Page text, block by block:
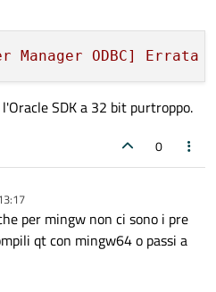
Manager ODBC]
SDK a 32 bit purtroppo.
0
per mingw non ci sono i pre
qt con mingw64 o passi a